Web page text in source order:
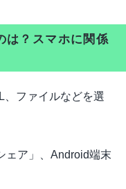
は？スマホに関係
、ファイルなどを選
ェア」、Android端末